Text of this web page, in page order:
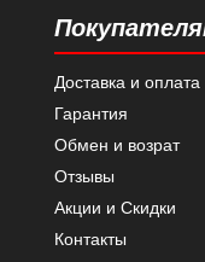
Доставка и оплата
Гарантия
Обмен и возрат
Отзывы
Акции и Скидки
Контакты